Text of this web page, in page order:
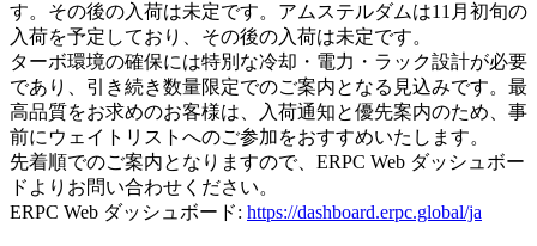
す。その後の入荷は未定です。アムステルダムは11月初旬の
入荷を予定しており、その後の入荷は未定です。
ターボ環境の確保には特別な冷却・電力・ラック設計が必要
であり、引き続き数量限定でのご案内となる見込みです。最
高品質をお求めのお客様は、入荷通知と優先案内のため、事
前にウェイトリストへのご参加をおすすめいたします。
先着順でのご案内となりますので、ERPC Web ダッシュボー
ドよりお問い合わせください。
ERPC Web ダッシュボード: https://dashboard.erpc.global/ja